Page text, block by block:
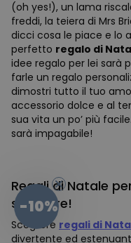
(oh yes!), un lama
freddi, la teiera di Mrs
dicci cosa le piace e lo
perfetto regalo di
idee regalo per lei sarà
farle un regalo
dimostri tutto il tuo
accessorio dolce e al
sua vita un po’ più
sarà impagabile!
Regali di Natale
sorridere!
Scegliere regali di
divertente ed
-10%